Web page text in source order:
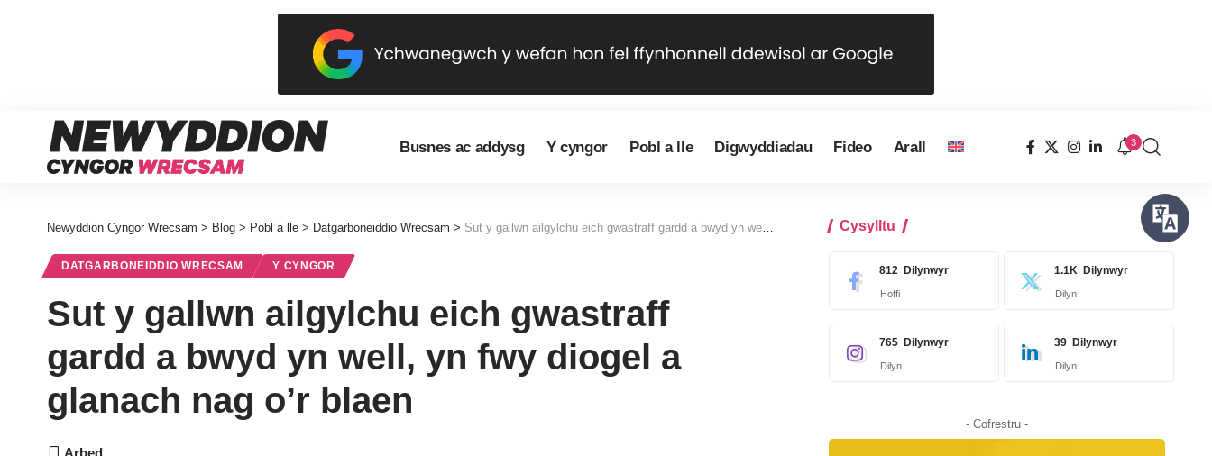
Busnes ac addysg Y cyngor Pobl a lle Digwyddiadau Fideo Arall 3
Newyddion Cyngor Wrecsam > Blog > Pobl a lle > Datgarboneiddio Wrecsam > Sut y gallwn ailgylchu eich gwastraff gardd a bwyd yn well, yn fwy diogel a glanach nag o’r blaen
DATGARBONEIDDIO WRECSAM Y CYNGOR
Sut y gallwn ailgylchu eich gwastraff
gardd a bwyd yn well, yn fwy diogel a
glanach nag o’r blaen
Cysylltu
812 Dilynwyr
Hoffi
1.1K Dilynwyr
Dilyn
765 Dilynwyr
Dilyn
39 Dilynwyr
Dilyn
- Cofrestru -